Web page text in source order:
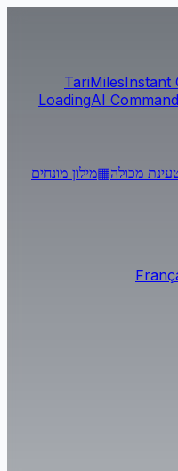
TariMilesInstant
LoadingAI
מכולה▦מילון מונחים